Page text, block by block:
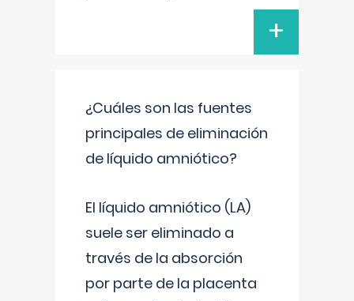
+
¿Cuáles son las fuentes
principales de eliminación
de líquido amniótico?
El líquido amniótico (LA)
suele ser eliminado a
través de la absorción
por parte de la placenta